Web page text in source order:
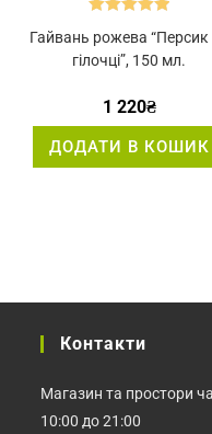
Гайвань рожева “Персик
гілочці”, 150 мл.
1 220₴
ДОДАТИ В КОШИК
Контакти
Магазин та простори
10:00 до 21:00